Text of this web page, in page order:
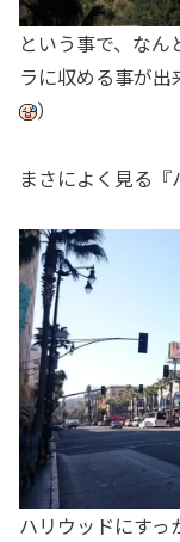
という事で、な
ラに収める事が出
）
まさによく見る
ハリウッドにすっ